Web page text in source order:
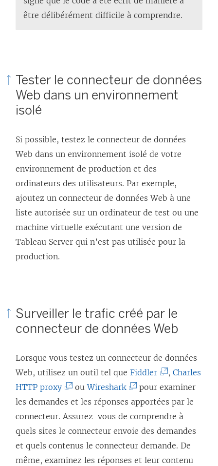
être délibérément difficile à comprendre.
Tester le connecteur de données
Web dans un environnement
isolé
Si possible, testez le connecteur de données
Web dans un environnement isolé de votre
environnement de production et des
ordinateurs des utilisateurs. Par exemple,
ajoutez un connecteur de données Web à une
liste autorisée sur un ordinateur de test ou une
machine virtuelle exécutant une version de
Tableau Server qui n’est pas utilisée pour la
production.
Surveiller le trafic créé par le
connecteur de données Web
Lorsque vous testez un connecteur de données
Web, utilisez un outil tel que Fiddler(
L
e
l
i
e
n
, Charles
HTTP proxy(
L
e
l
i
e
ouWireshark(
L
e
l
i
e
pour examiner
les demandes et les réponses apportées par le
connecteur. Assurez-vous de comprendre à
quels sites le connecteur envoie des demandes
et quels contenus le connecteur demande. De
même, examinez les réponses et leur contenu